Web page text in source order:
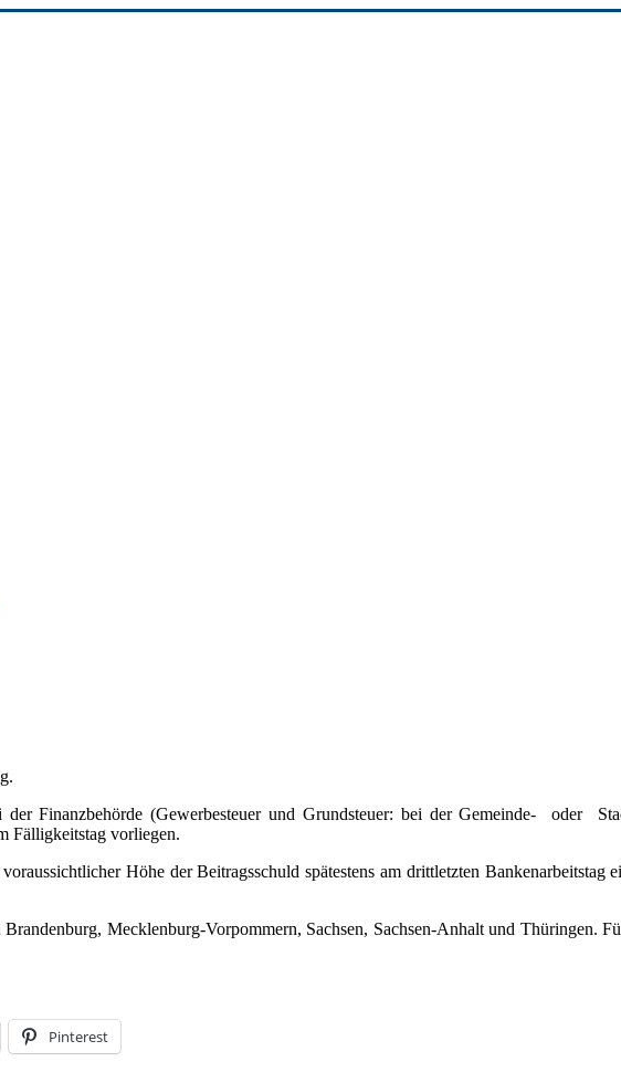
der Finanzbehörde (Gewerbesteuer und Grundsteuer: bei der Gemeinde- oder
Fälligkeitstag vorliegen.
Höhe der Beitragsschuld spätestens am drittletzten Bankenarbeitstag
Mecklenburg-Vorpommern, Sachsen, Sachsen-Anhalt und Thüringen.
Pinterest